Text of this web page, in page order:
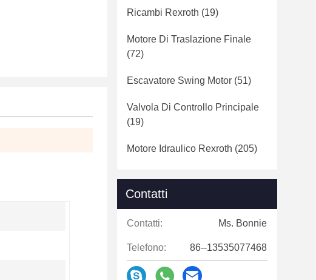
Ricambi Rexroth (19)
Motore Di Traslazione Finale
(72)
Escavatore Swing Motor (51)
Valvola Di Controllo Principale
(19)
Motore Idraulico Rexroth (205)
Contatti
Contatti: Ms. Bonnie
Telefono: 86--13535077468